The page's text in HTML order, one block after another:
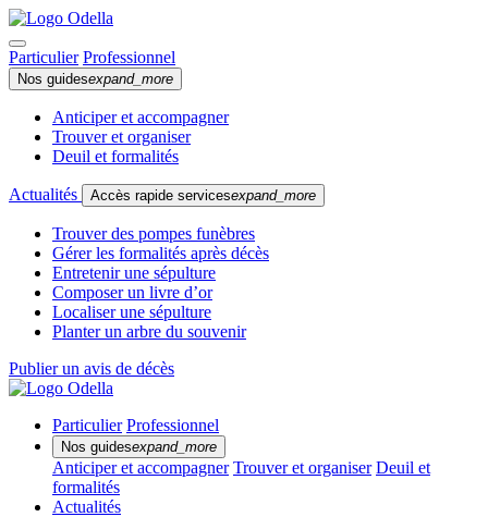
Particulier Professionnel
Nos guidesexpand_more
Anticiper et accompagner
Trouver et organiser
Deuil et formalités
Actualités Accès rapide servicesexpand_more
Trouver des pompes funèbres
Gérer les formalités après décès
Entretenir une sépulture
Composer un livre d’or
Localiser une sépulture
Planter un arbre du souvenir
Publier un avis de décès
Particulier Professionnel
Nos guidesexpand_more
Anticiper et accompagner Trouver et organiser Deuil et
formalités
Actualités